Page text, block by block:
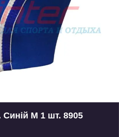
M 1 шт. 8905